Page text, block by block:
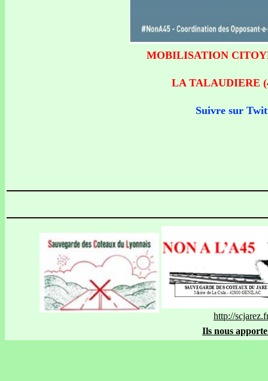
MOBILISATION
LA TALAUDIERE
Suivre sur
http://
Ils nous